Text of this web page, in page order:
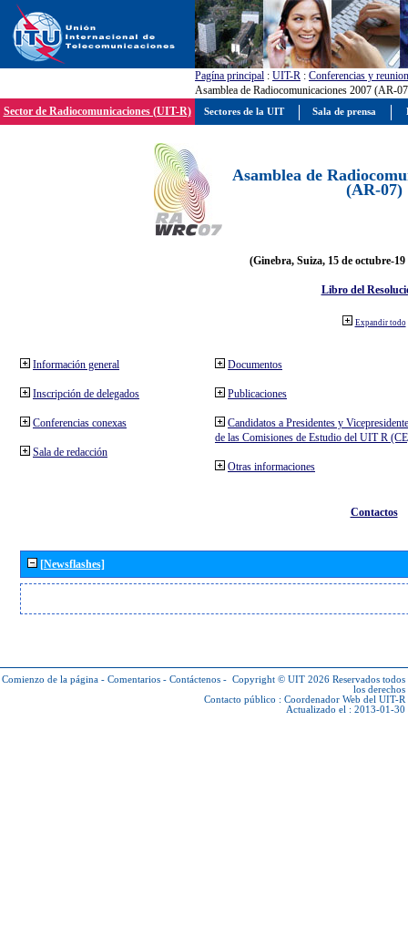
Pagína principal : UIT-R : Conferencias y
Asamblea de Radiocomunicaciones 2007 (AR-
Sector de Radiocomunicaciones (UIT-R)
Asamblea de
(AR-07)
(Ginebra, Suiza, 15 de octubre-19
Libro del
Expandir todo
Información general
Inscripción de delegados
Conferencias conexas
Sala de redacción
Documentos
Publicaciones
Candidatos a Presidentes y
de las Comisiones de Estudio del UIT R
Otras informaciones
Contactos
[Newsflashes]
Comienzo de la página - Comentarios - Contáctenos - Copyright © UIT 2026 Reservados todos
los derechos
Contacto público : Coordenador Web del UIT-R
Actualizado el : 2013-01-30
Sectores de la UIT Sala de prensa